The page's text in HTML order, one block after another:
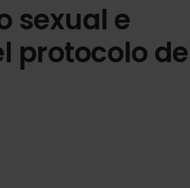
sexual e
protocolo de